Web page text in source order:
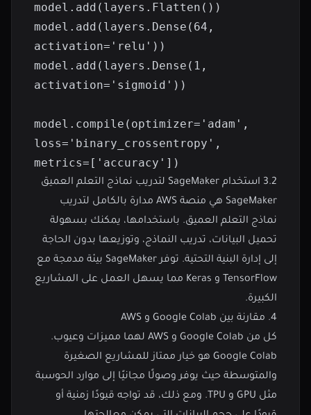
model.add(layers.Flatten())
model.add(layers.Dense(64,
activation='relu'))
model.add(layers.Dense(1,
activation='sigmoid'))
model.compile(optimizer='adam',
loss='binary_crossentropy',
metrics=['accuracy'])
3.2 استخدام SageMaker لتدريب نماذج التعلم العميق
SageMaker هي منصة AWS مدارة بالكامل لتدريب
نماذج التعلم العميق. باستخدامها، يمكنك بسهولة
تحميل البيانات، تدريب النماذج، وتوزيعها بدون الحاجة
إلى إدارة البنية التحتية. توفر SageMaker بيئة مدمجة مع
TensorFlow و Keras مما يسهل العمل على المشاريع
الكبيرة.
4. مقارنة بين Google Colab و AWS
كل من Google Colab و AWS لهما مميزات وعيوب.
Google Colab هو خيار ممتاز للمشاريع الصغيرة
والمتوسطة حيث يوفر وصولًا مجانيًا إلى موارد الحوسبة
مثل GPU و TPU. ومع ذلك، قد تواجه قيودًا زمنية أو